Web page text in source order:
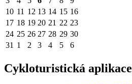
10 11 12 13 14 15 16
17 18 19 20 21 22 23
24 25 26 27 28 29 30
31 1 2 3 4 5 6
Cykloturistická aplikace